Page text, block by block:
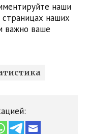
наши
наших
важно ваше